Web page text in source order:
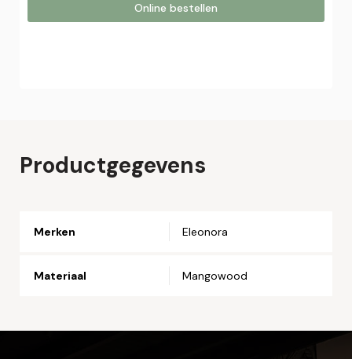
Online bestellen
Productgegevens
Merken Eleonora
Materiaal Mangowood